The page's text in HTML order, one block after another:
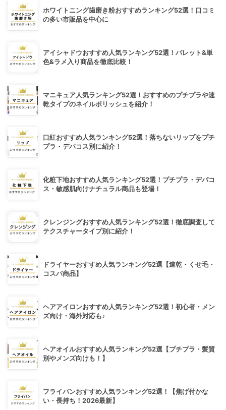
ホワイトニング歯磨き粉おすすめランキング52選！口コミ
の多い市販品を中心に
アイシャドウおすすめ人気ランキング52選！パレット&単
色&ラメ入り商品を徹底比較！
マニキュア人気ランキング52選！おすすめのプチプラや速
乾タイプのネイルポリッシュを紹介！
口紅おすすめ人気ランキング52選！落ちないリップをプチ
プラ・デパコス別に紹介！
化粧下地おすすめ人気ランキング52選！プチプラ・デパコ
ス・敏感肌向けナチュラル商品も登場！
クレンジングおすすめ人気ランキング52選！徹底調査して
テクスチャータイプ別に紹介！
ドライヤーおすすめ人気ランキング52選【速乾・くせ毛・
コスパ商品】
ヘアアイロンおすすめ人気ランキング52選！初心者・メン
ズ向け・海外対応も♪
ヘアオイルおすすめ人気ランキング52選【プチプラ・髪質
別やメンズ向けも！】
フライパンおすすめ人気ランキング52選！【焦げ付かな
い・長持ち！2026最新】